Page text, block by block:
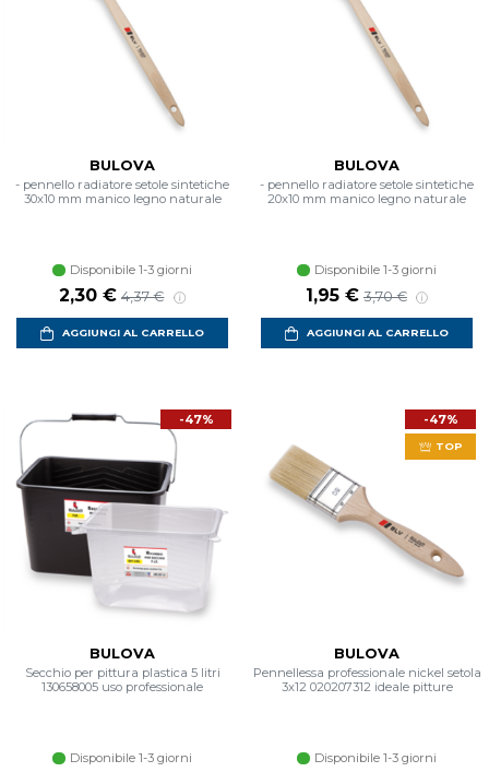
BULOVA
- pennello radiatore setole sintetiche
30x10 mm manico legno naturale
Disponibile 1-3 giorni
2,30 € 4,37 €
AGGIUNGI AL CARRELLO
BULOVA
- pennello radiatore setole sintetiche
20x10 mm manico legno naturale
Disponibile 1-3 giorni
1,95 € 3,70 €
AGGIUNGI AL CARRELLO
-47%
BULOVA
Secchio per pittura plastica 5 litri
130658005 uso professionale
Disponibile 1-3 giorni
-47%
TOP
BULOVA
Pennellessa professionale nickel setola
3x12 020207312 ideale pitture
Disponibile 1-3 giorni